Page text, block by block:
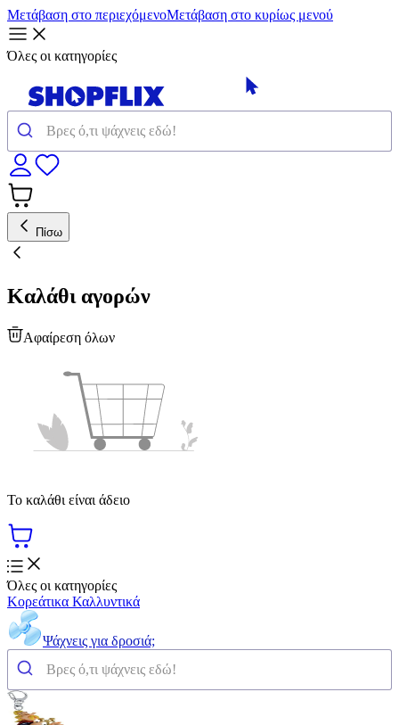
Μετάβαση στο περιεχόμενοΜετάβαση στο κυρίως μενού
Όλες οι κατηγορίες
Πίσω
Καλάθι αγορών
Αφαίρεση όλων
Το καλάθι είναι άδειο
Όλες οι κατηγορίες
Κορεάτικα Καλλυντικά
Ψάχνεις για δροσιά;